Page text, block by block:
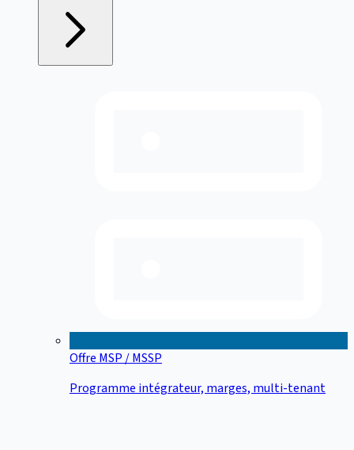
Offre MSP / MSSP
Programme intégrateur, marges, multi-tenant